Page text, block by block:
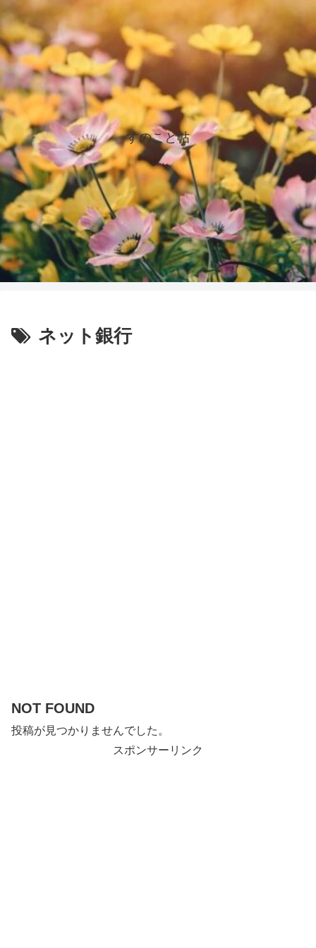
すのこと帖
ネット銀行
NOT FOUND
投稿が見つかりませんでした。
スポンサーリンク